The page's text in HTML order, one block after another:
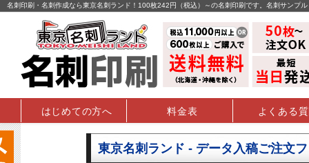
名刺印刷・名刺作成なら東京名刺ランド！100枚242円（税込）～の名刺印刷です。名刺サンプ
はじめての方へ 料金表 よくある
東京名刺ランド - データ入稿ご注文